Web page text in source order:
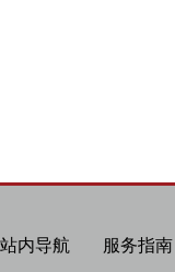
站内导航 服务指南